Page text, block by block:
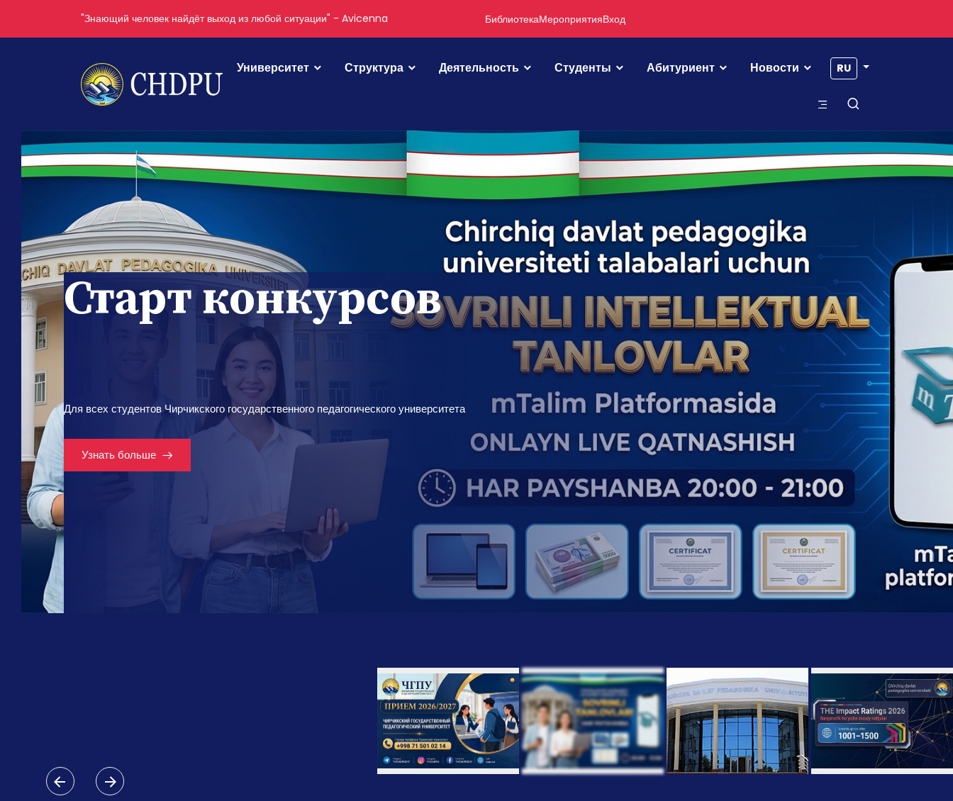
"Невежественный человек — как дом без света" - Abdulla Avloniy БиблиотекаМероприятияВход
Университет Структура Деятельность Студенты Абитуриент Новости RU
Старт конкурсов
Для всех студентов Чирчикского государственного педагогического университета
Узнать больше